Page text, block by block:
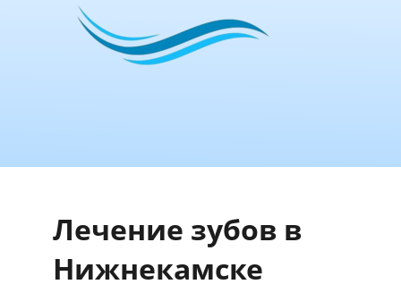
Лечение зубов в
Нижнекамске